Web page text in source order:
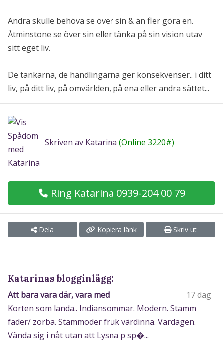
Andra skulle behöva se över sin & än fler göra en.
Åtminstone se över sin eller tänka på sin vision utav
sitt eget liv.
De tankarna, de handlingarna ger konsekvenser.. i ditt
liv, på ditt liv, på omvärlden, på ena eller andra sättet...
Skriven av Katarina (Online 3220#)
Ring Katarina 0939-204 00 79
Dela Kopiera länk Skriv ut
Katarinas blogginlägg:
Att bara vara där, vara med
17 dag
Korten som landa.. Indiansommar. Modern. Stamm
fader/ zorba. Stammoder fruk värdinna. Vardagen.
Vända sig i nåt utan att Lysna p sp�...